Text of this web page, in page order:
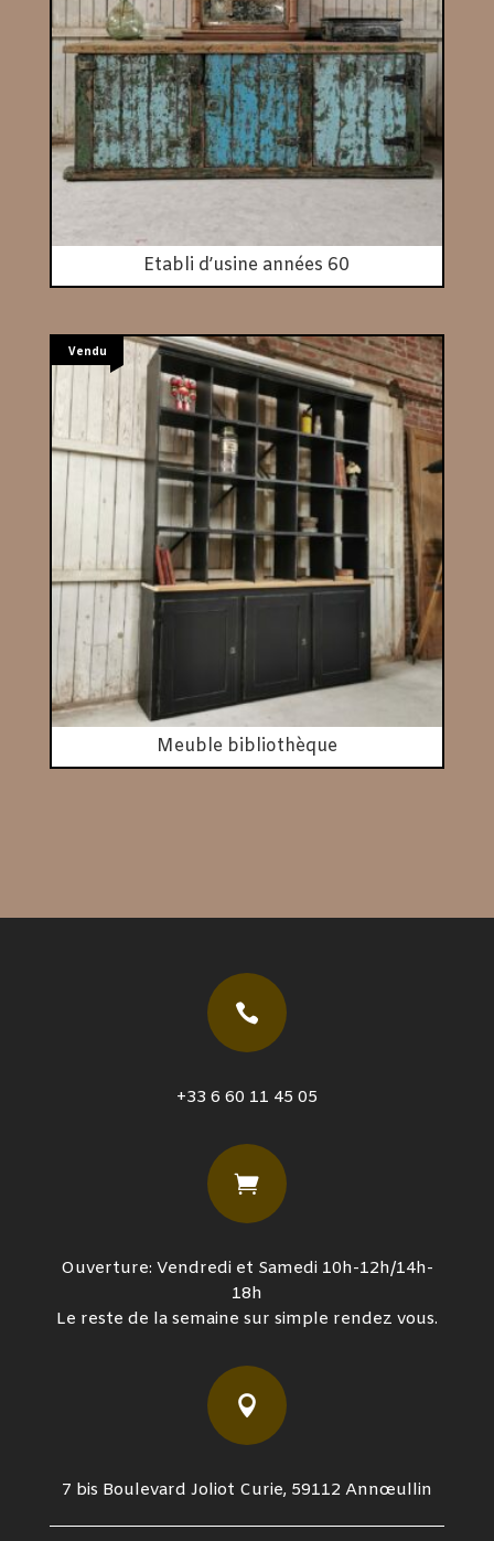
Etabli d’usine années 60
Vendu
Meuble bibliothèque

+33 6 60 11 45 05

Ouverture: Vendredi et Samedi 10h-12h/14h-
18h
Le reste de la semaine sur simple rendez vous.

7 bis Boulevard Joliot Curie, 59112 Annœullin